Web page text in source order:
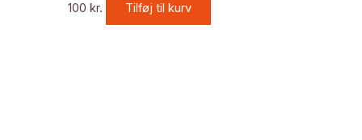
100 kr. Tilføj til kurv